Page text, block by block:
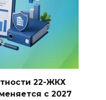
22-ЖКХ
с 2027